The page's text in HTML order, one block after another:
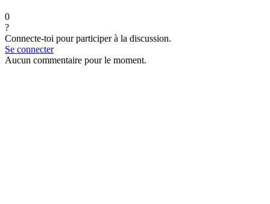
0
?
Connecte-toi pour participer à la discussion.
Se connecter
Aucun commentaire pour le moment.